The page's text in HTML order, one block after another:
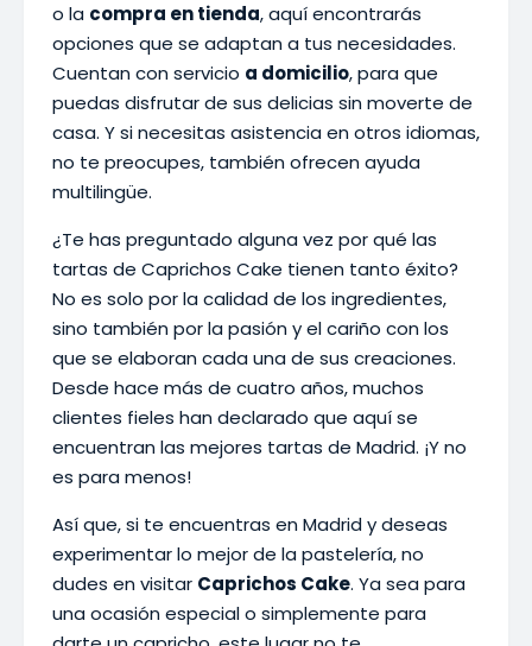
o la compra en tienda, aquí encontrarás
opciones que se adaptan a tus necesidades.
Cuentan con servicio a domicilio, para que
puedas disfrutar de sus delicias sin moverte de
casa. Y si necesitas asistencia en otros idiomas,
no te preocupes, también ofrecen ayuda
multilingüe.
¿Te has preguntado alguna vez por qué las
tartas de Caprichos Cake tienen tanto éxito?
No es solo por la calidad de los ingredientes,
sino también por la pasión y el cariño con los
que se elaboran cada una de sus creaciones.
Desde hace más de cuatro años, muchos
clientes fieles han declarado que aquí se
encuentran las mejores tartas de Madrid. ¡Y no
es para menos!
Así que, si te encuentras en Madrid y deseas
experimentar lo mejor de la pastelería, no
dudes en visitar Caprichos Cake. Ya sea para
una ocasión especial o simplemente para